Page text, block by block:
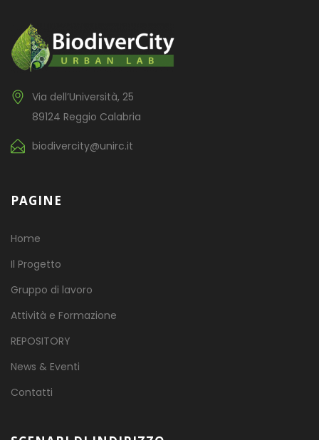
Via dell’Università, 25
89124 Reggio Calabria
biodivercity@unirc.it
PAGINE
Home
Il Progetto
Gruppo di lavoro
Attività e Formazione
REPOSITORY
News & Eventi
Contatti